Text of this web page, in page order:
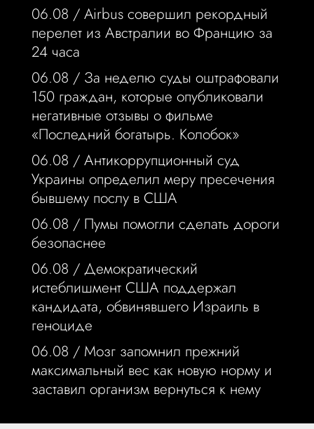
06.08 / Airbus совершил рекордный
перелет из Австралии во Францию за
24 часа
06.08 / За неделю суды оштрафовали
150 граждан, которые опубликовали
негативные отзывы о фильме
«Последний богатырь. Колобок»
06.08 / Антикоррупционный суд
Украины определил меру пресечения
бывшему послу в США
06.08 / Пумы помогли сделать дороги
безопаснее
06.08 / Демократический
истеблишмент США поддержал
кандидата, обвинявшего Израиль в
геноциде
06.08 / Мозг запомнил прежний
максимальный вес как новую норму и
заставил организм вернуться к нему